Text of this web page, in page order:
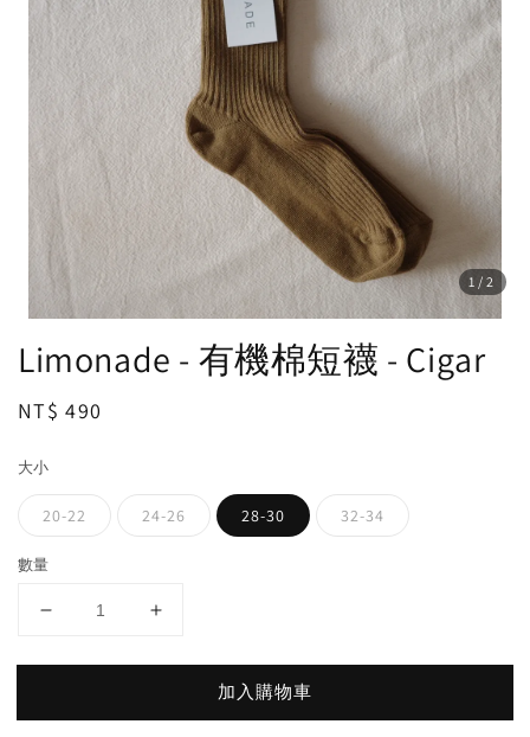
1 /2
Limonade - 有機棉短襪 - Cigar
Regular
NT$ 490
大小
20-22 24-26 28-30 32-34
數量
加入購物車